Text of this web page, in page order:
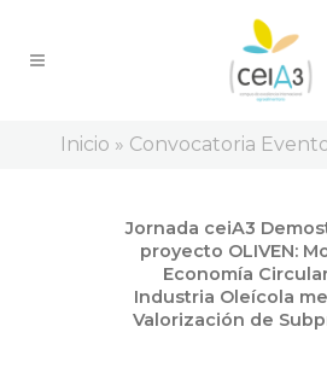
Inicio » Convocatoria
19
Jornada ceiA3
proyecto OLIVEN:
Economía
Industria Oleícola
Valorización de